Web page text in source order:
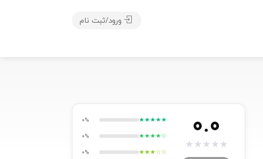
ورود/ثبت نام
0.0
★
★
★
★
★
★★★★★
0%
★★★★☆
0%
★★★☆☆
0%